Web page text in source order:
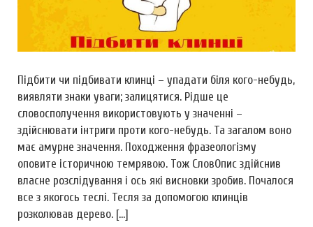
Підбити чи підбивати клинці – упадати біля кого-небудь,
виявляти знаки уваги; залицятися. Рідше це
словосполучення використовують у значенні –
здійснювати інтриги проти кого-небудь. Та загалом воно
має амурне значення. Походження фразеологізму
оповите історичною темрявою. Тож СловОпис здійснив
власне розслідування і ось які висновки зробив. Почалося
все з якогось теслі. Тесля за допомогою клинців
розколював дерево. […]